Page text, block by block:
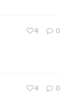
0
4
0
4